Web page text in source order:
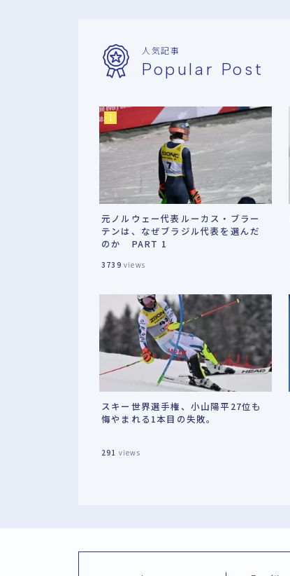
人気記事
Popular Post
元ノルウェー代表ルーカス・ブラー
テンは、なぜブラジル代表を選んだ
のか PART 1
3739 views
スキー世界選手権、小山陽平27位も
悔やまれる1本目の失敗。
291 views